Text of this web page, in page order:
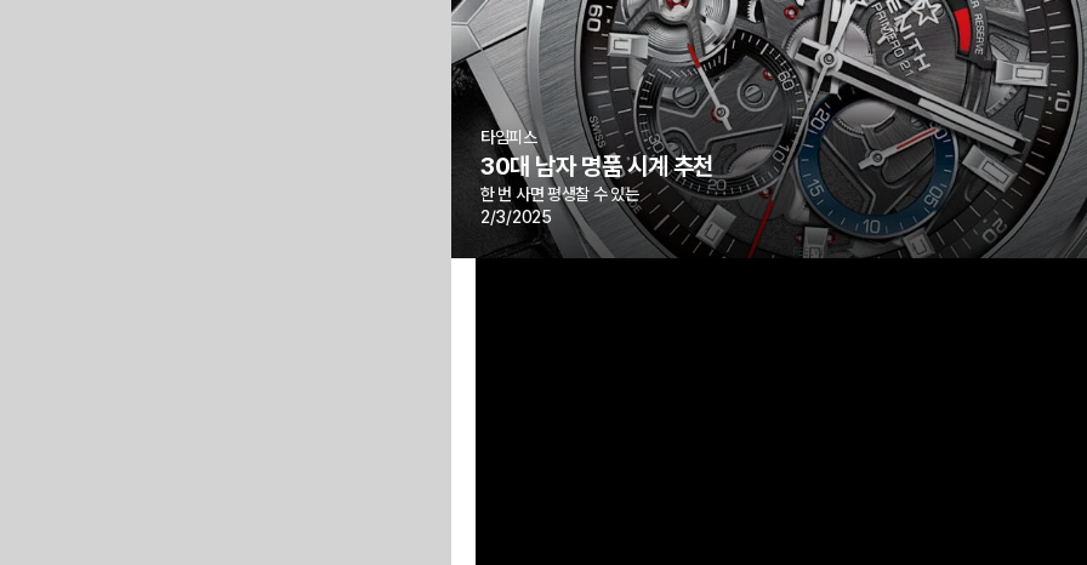
타임피스
30대 남자 명품 시계 추천
한 번 사면 평생찰 수 있는
2/3/2025